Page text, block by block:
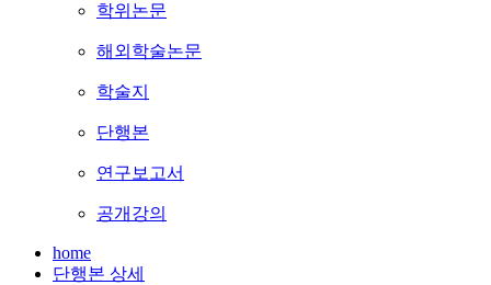
학위논문
해외학술논문
학술지
단행본
연구보고서
공개강의
home
단행본 상세